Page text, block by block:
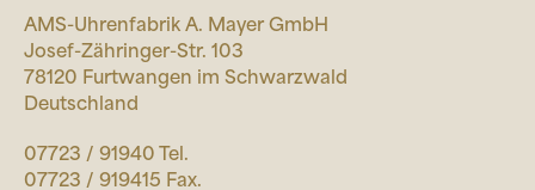
AMS-Uhrenfabrik A. Mayer GmbH
Josef-Zähringer-Str. 103
78120 Furtwangen im Schwarzwald
Deutschland
07723 / 91940 Tel.
07723 / 919415 Fax.